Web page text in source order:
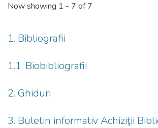
Now showing 1 - 7 of 7
1. Bibliografii
1.1. Biobibliografii
2. Ghiduri
3. Buletin informativ Achiziţii